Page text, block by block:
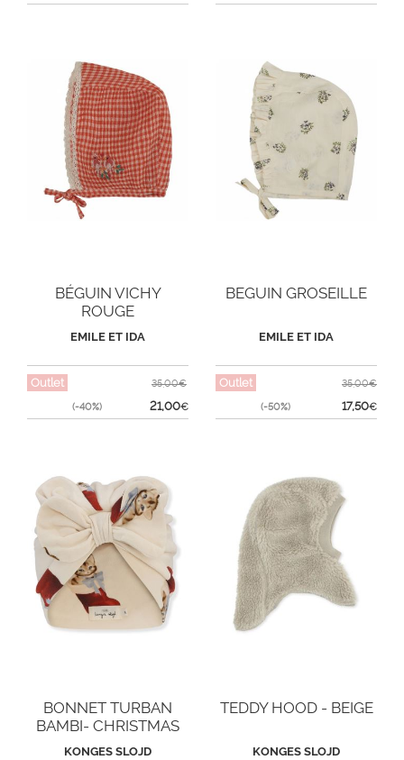
BÉGUIN VICHY
ROUGE
EMILE ET IDA
Outlet
(-40%)
35,00€
21,00€
BEGUIN GROSEILLE
EMILE ET IDA
Outlet
(-50%)
35,00€
17,50€
BONNET TURBAN
BAMBI- CHRISTMAS
KITTY
KONGES SLOJD
TEDDY HOOD - BEIGE
KONGES SLOJD